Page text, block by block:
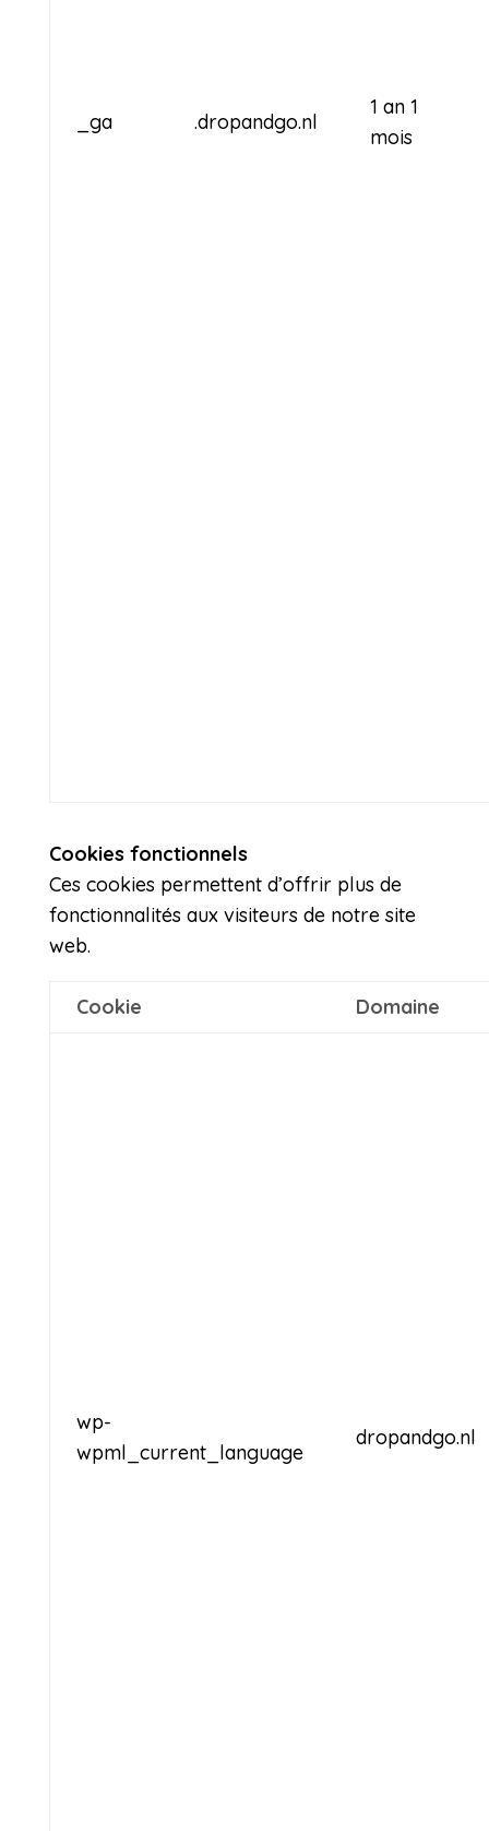
_ga .dropandgo.nl
1 an 1
mois
Cookies fonctionnels
Ces cookies permettent d’offrir plus de
fonctionnalités aux visiteurs de notre site
web.
Cookie Domaine
wp-
wpml_current_language
dropandgo.nl